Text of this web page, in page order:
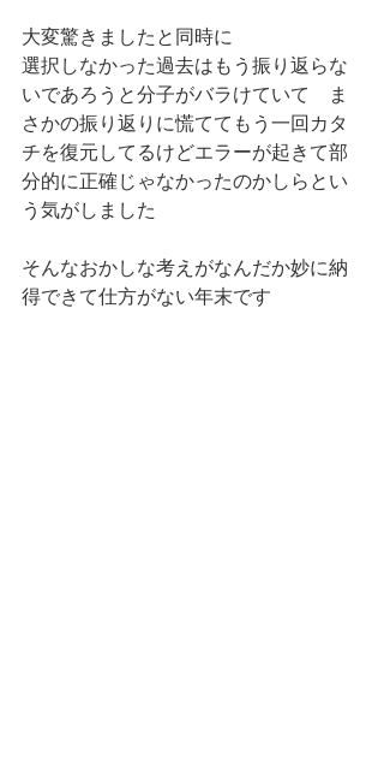
大変驚きましたと同時に
選択しなかった過去はもう振り返らな
いであろうと分子がバラけていて　ま
さかの振り返りに慌ててもう一回カタ
チを復元してるけどエラーが起きて部
分的に正確じゃなかったのかしらとい
う気がしました
そんなおかしな考えがなんだか妙に納
得できて仕方がない年末です